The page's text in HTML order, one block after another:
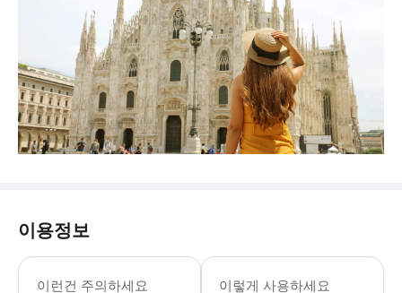
이용정보
이런건 주의하세요 이렇게 사용하세요